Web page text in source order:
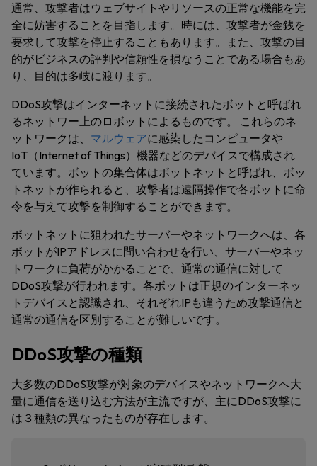
通常、攻撃者はウェブサイトやリソースの正常な機能を完
全に妨害することを目指します。時には、攻撃者が金銭を
要求して攻撃を停止することもあります。また、攻撃の目
的がビジネスの評判や信頼性を損なうことである場合もあ
り、目的は多岐に渡ります。
DDoS攻撃はインターネットに接続されたボットと呼ばれ
るネットワー上のロボットによるものです。 これらのネ
ットワークは、 マルウェアに感染したコンピュータや
IoT（Internet of Things）機器などのデバイスで構成され
ています。ボットの集合体はボットネットと呼ばれ、ボッ
トネットが作られると、攻撃者は遠隔操作で各ボットに命
令を与えて攻撃を制御することができます。
ボットネットに狙われたサーバーやネットワークへは、各
ボットがIPアドレスに問い合わせを行い、サーバーやネッ
トワークに負荷がかかることで、通常の通信に対して
DDoS攻撃が行われます。各ボットは正規のインターネッ
トデバイスと認識され、それぞれIPも違うため攻撃通信と
通常の通信を区別することが難しいです。
DDoS攻撃の種類
大多数のDDoS攻撃が対象のデバイスやネットワークへ大
量に通信を送り込む方法が主流ですが、主にDDoS攻撃に
は３種類の異なったものが存在します。